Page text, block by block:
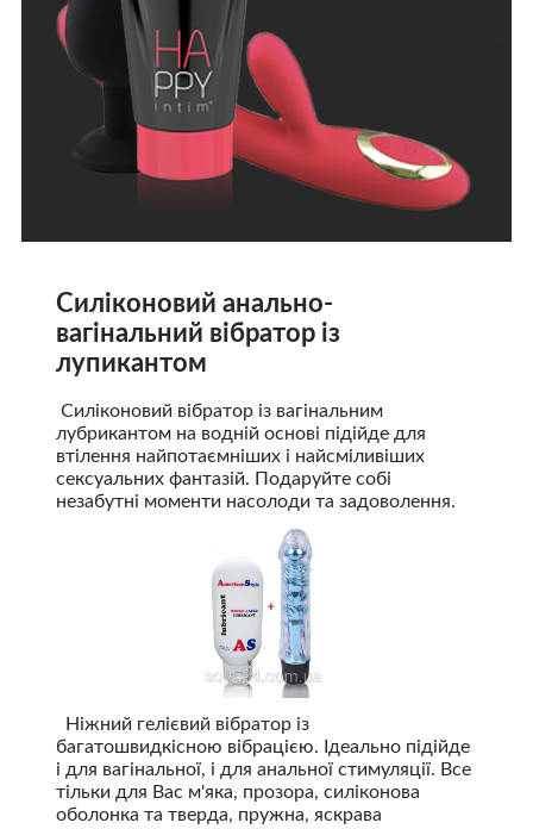
Силіконовий анально-
вагінальний вібратор із
лупикантом
Силіконовий вібратор із вагінальним
лубрикантом на водній основі підійде для
втілення найпотаємніших і найсміливіших
сексуальних фантазій. Подаруйте собі
незабутні моменти насолоди та задоволення.
Ніжний гелієвий вібратор із
багатошвидкісною вібрацією. Ідеально підійде
і для вагінальної, і для анальної стимуляції. Все
тільки для Вас м'яка, прозора, силіконова
оболонка та тверда, пружна, яскрава